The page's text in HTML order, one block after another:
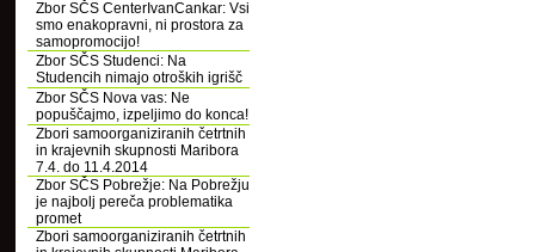
Zbor SČS CenterIvanCankar: Vsi
smo enakopravni, ni prostora za
samopromocijo!
Zbor SČS Studenci: Na
Studencih nimajo otroških igrišč
Zbor SČS Nova vas: Ne
popuščajmo, izpeljimo do konca!
Zbori samoorganiziranih četrtnih
in krajevnih skupnosti Maribora
7.4. do 11.4.2014
Zbor SČS Pobrežje: Na Pobrežju
je najbolj pereča problematika
promet
Zbori samoorganiziranih četrtnih